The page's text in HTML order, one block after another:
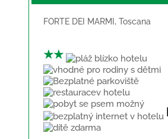
FORTE DEI MARMI , Toscana
★★